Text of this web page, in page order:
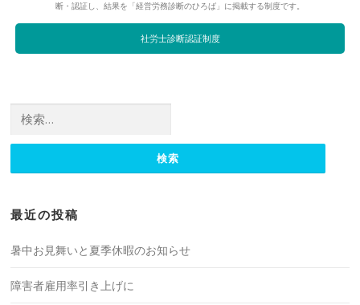
断・認証し、結果を「経営労務診断のひろば」に掲載する制度です。
社労士診断認証制度
検索:
最近の投稿
暑中お見舞いと夏季休暇のお知らせ
障害者雇用率引き上げに